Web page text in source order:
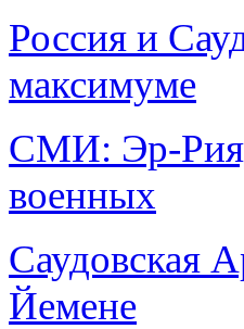
Россия и
максимуме
СМИ: Эр-
военных
Саудовская
Йемене